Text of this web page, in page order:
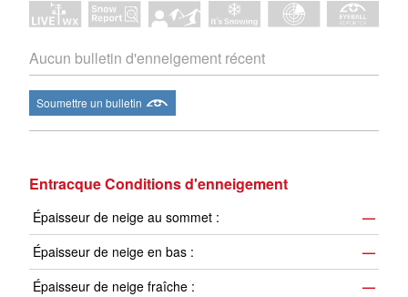
Aucun bulletin d'enneigement récent
Soumettre un bulletin
Entracque Conditions d'enneigement
Épaisseur de neige au sommet :
—
Épaisseur de neige en bas :
—
Épaisseur de neige fraîche :
—